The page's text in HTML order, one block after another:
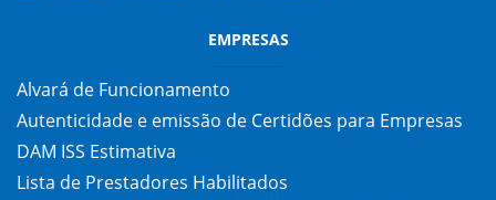
EMPRESAS
Alvará de Funcionamento
Autenticidade e emissão de Certidões para Empresas
DAM ISS Estimativa
Lista de Prestadores Habilitados